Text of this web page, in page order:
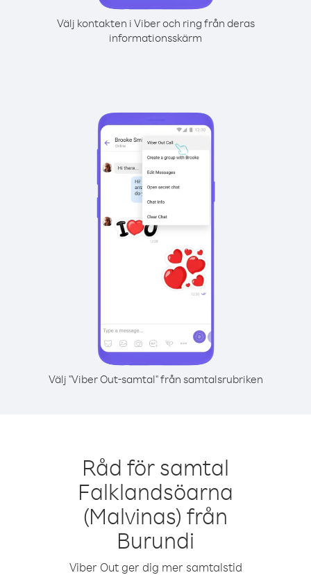
Välj kontakten i Viber och ring från deras
informationsskärm
Välj "Viber Out-samtal" från samtalsrubriken
Råd för samtal
Falklandsöarna
(Malvinas) från
Burundi
Viber Out ger dig mer samtalstid